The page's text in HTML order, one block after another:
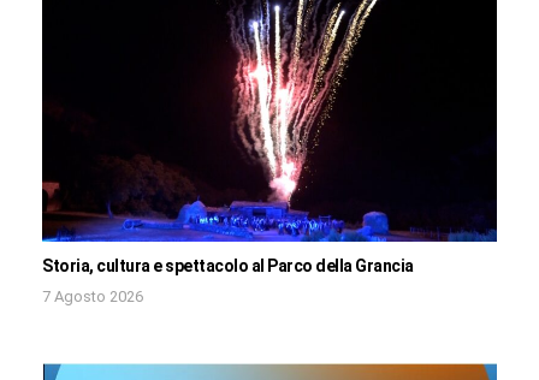
Storia, cultura e spettacolo al Parco della Grancia
7 Agosto 2026